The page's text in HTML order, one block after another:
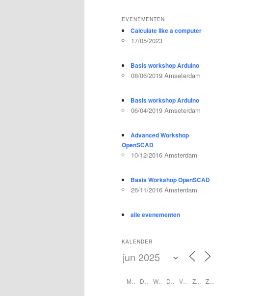
EVENEMENTEN
Calculate like a computer
17/05/2023
Basis workshop Arduino
08/06/2019 Amseterdam
Basis workshop Arduino
06/04/2019 Amseterdam
Advanced Workshop
OpenSCAD
10/12/2016 Amsterdam
Basis Workshop OpenSCAD
26/11/2016 Amsterdam
alle evenementen
KALENDER
W